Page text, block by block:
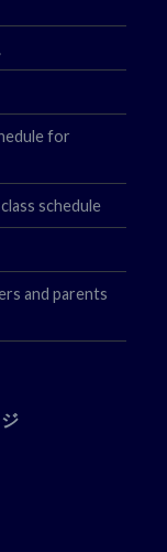
for
schedule
and parents